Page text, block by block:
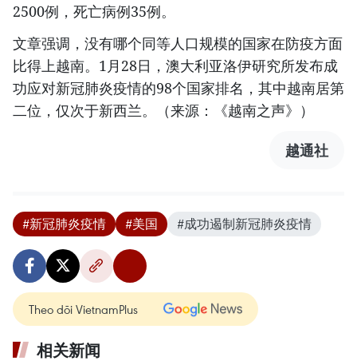
2500例，死亡病例35例。
文章强调，没有哪个同等人口规模的国家在防疫方面
比得上越南。1月28日，澳大利亚洛伊研究所发布成
功应对新冠肺炎疫情的98个国家排名，其中越南居第
二位，仅次于新西兰。（来源：《越南之声》）
越通社
#新冠肺炎疫情 #美国 #成功遏制新冠肺炎疫情
Theo dõi VietnamPlus
相关新闻